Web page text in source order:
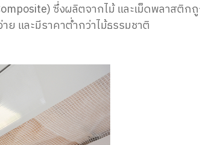
ซึ่งผลิตจากไม้ และเม็ดพลาสติก
ย และมีราคาต่ำกว่าไม้ธรรมชาติ